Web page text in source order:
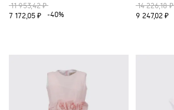
11 953,42 ₽
7 172,05 ₽
-40%
14 226,18 ₽
9 247,02 ₽